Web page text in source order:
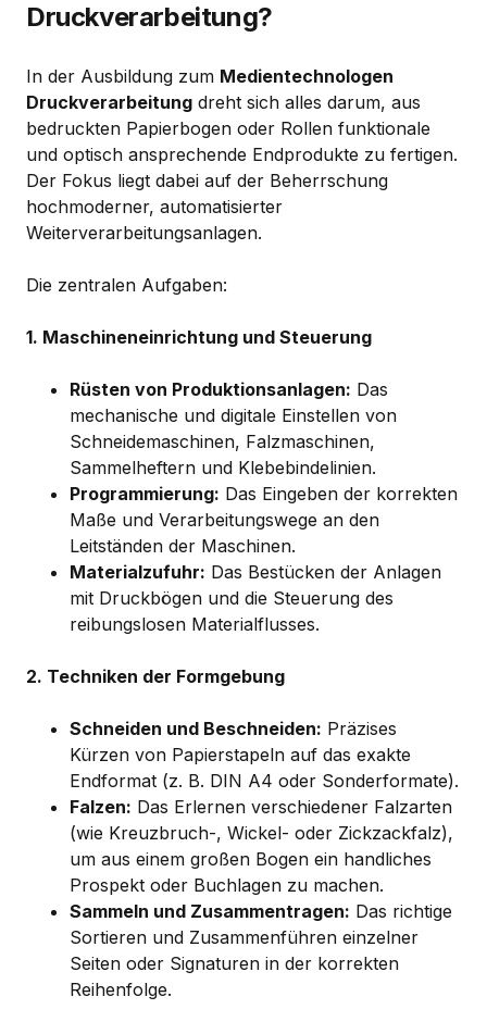
Druckverarbeitung?
In der Ausbildung zum Medientechnologen
Druckverarbeitung dreht sich alles darum, aus
bedruckten Papierbogen oder Rollen funktionale
und optisch ansprechende Endprodukte zu fertigen.
Der Fokus liegt dabei auf der Beherrschung
hochmoderner, automatisierter
Weiterverarbeitungsanlagen.
Die zentralen Aufgaben:
1. Maschineneinrichtung und Steuerung
Rüsten von Produktionsanlagen: Das
mechanische und digitale Einstellen von
Schneidemaschinen, Falzmaschinen,
Sammelheftern und Klebebindelinien.
Programmierung: Das Eingeben der korrekten
Maße und Verarbeitungswege an den
Leitständen der Maschinen.
Materialzufuhr: Das Bestücken der Anlagen
mit Druckbögen und die Steuerung des
reibungslosen Materialflusses.
2. Techniken der Formgebung
Schneiden und Beschneiden: Präzises
Kürzen von Papierstapeln auf das exakte
Endformat (z. B. DIN A4 oder Sonderformate).
Falzen: Das Erlernen verschiedener Falzarten
(wie Kreuzbruch-, Wickel- oder Zickzackfalz),
um aus einem großen Bogen ein handliches
Prospekt oder Buchlagen zu machen.
Sammeln und Zusammentragen: Das richtige
Sortieren und Zusammenführen einzelner
Seiten oder Signaturen in der korrekten
Reihenfolge.